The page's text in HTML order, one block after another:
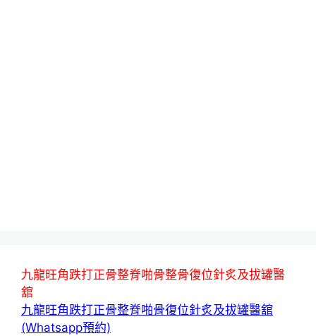
九龍旺角跌打正骨整脊啪骨整骨復位針炙及拔罐醫
舘
九龍旺角跌打正骨整脊啪骨復位針炙及拔罐醫舘
(Whatsapp預約)